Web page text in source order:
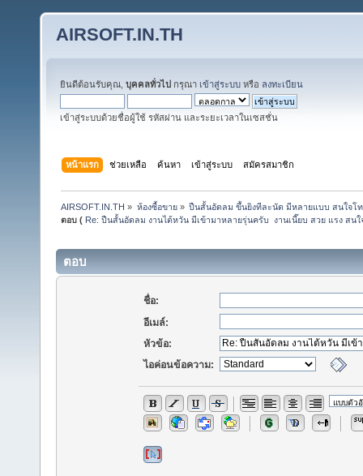
AIRSOFT.IN.TH
ยินดีต้อนรับคุณ, บุคคลทั่วไป กรุณา เข้าสู่ระบบ หรือ ลงทะเบียน
เข้าสู่ระบบด้วยชื่อผู้ใช้ รหัสผ่าน และระยะเวลาในเซสชั่น
หน้าแรก ช่วยเหลือ ค้นหา เข้าสู่ระบบ สมัครสมาชิก
AIRSOFT.IN.TH » ห้องซื้อขาย» ปืนสั้นอัดลม ขึ้นยิงทีละนัด มีหลายแบบ สนใจโ
ตอบ ( Re: ปืนสั้นอัดลม งานไต้หวัน มีเข้ามาหลายรุ่นครับ  งานเนี๊ยบ สวย แรง สน
ตอบ
ชื่อ:
อีเมล์:
หัวข้อ:
ไอค่อนข้อความ: